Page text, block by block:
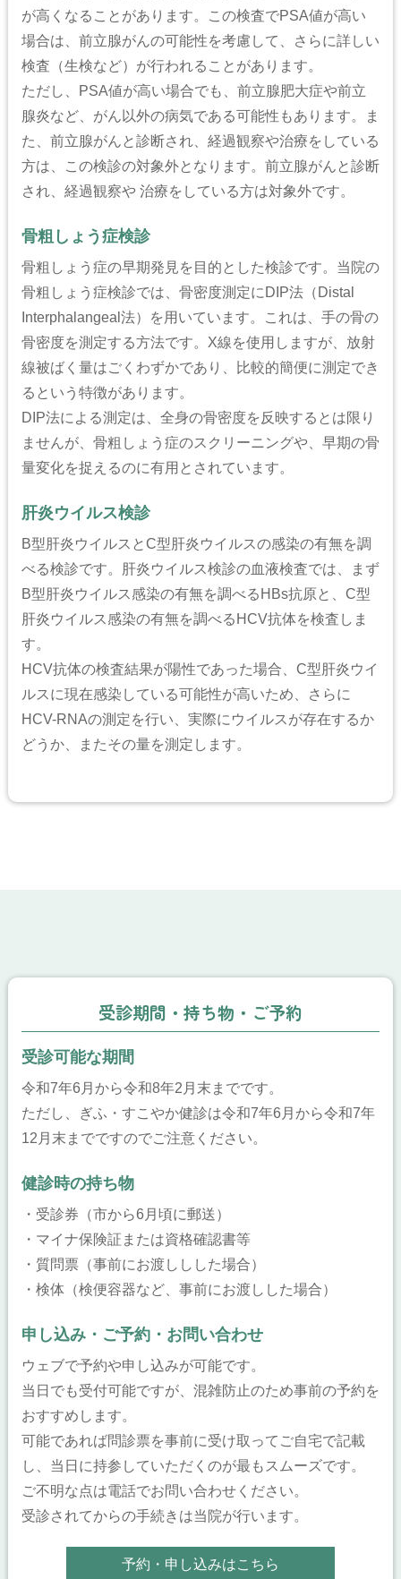
が高くなることがあります。この検査でPSA値が高い
場合は、前立腺がんの可能性を考慮して、さらに詳しい
検査（生検など）が行われることがあります。
ただし、PSA値が高い場合でも、前立腺肥大症や前立
腺炎など、がん以外の病気である可能性もあります。ま
た、前立腺がんと診断され、経過観察や治療をしている
方は、この検診の対象外となります。前立腺がんと診断
され、経過観察や 治療をしている方は対象外です。
骨粗しょう症検診
骨粗しょう症の早期発見を目的とした検診です。当院の
骨粗しょう症検診では、骨密度測定にDIP法（Distal
Interphalangeal法）を用いています。これは、手の骨の
骨密度を測定する方法です。X線を使用しますが、放射
線被ばく量はごくわずかであり、比較的簡便に測定でき
るという特徴があります。
DIP法による測定は、全身の骨密度を反映するとは限り
ませんが、骨粗しょう症のスクリーニングや、早期の骨
量変化を捉えるのに有用とされています。
肝炎ウイルス検診
B型肝炎ウイルスとC型肝炎ウイルスの感染の有無を調
べる検診です。肝炎ウイルス検診の血液検査では、まず
B型肝炎ウイルス感染の有無を調べるHBs抗原と、C型
肝炎ウイルス感染の有無を調べるHCV抗体を検査しま
す。
HCV抗体の検査結果が陽性であった場合、C型肝炎ウイ
ルスに現在感染している可能性が高いため、さらに
HCV-RNAの測定を行い、実際にウイルスが存在するか
どうか、またその量を測定します。
受診期間・持ち物・ご予約
受診可能な期間
令和7年6月から令和8年2月末までです。
ただし、ぎふ・すこやか健診は令和7年6月から令和7年
12月末までですのでご注意ください。
健診時の持ち物
・受診券（市から6月頃に郵送）
・マイナ保険証または資格確認書等
・質問票（事前にお渡ししした場合）
・検体（検便容器など、事前にお渡しした場合）
申し込み・ご予約・お問い合わせ
ウェブで予約や申し込みが可能です。
当日でも受付可能ですが、混雑防止のため事前の予約を
おすすめします。
可能であれば問診票を事前に受け取ってご自宅で記載
し、当日に持参していただくのが最もスムーズです。
ご不明な点は電話でお問い合わせください。
受診されてからの手続きは当院が行います。
予約・申し込みはこちら